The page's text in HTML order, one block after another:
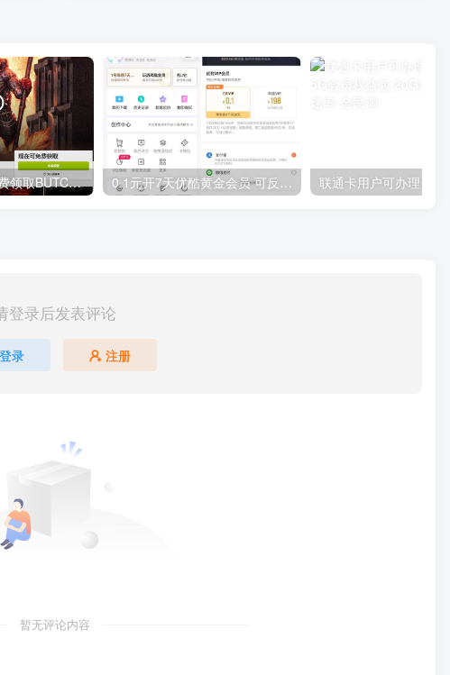
GOG平台限时免费领取BUTCHER（屠夫） 0.1元开7天优酷黄金会员 可反复开通需要关闭自动续费
登录后发表评论
登录 注册
暂无评论内容